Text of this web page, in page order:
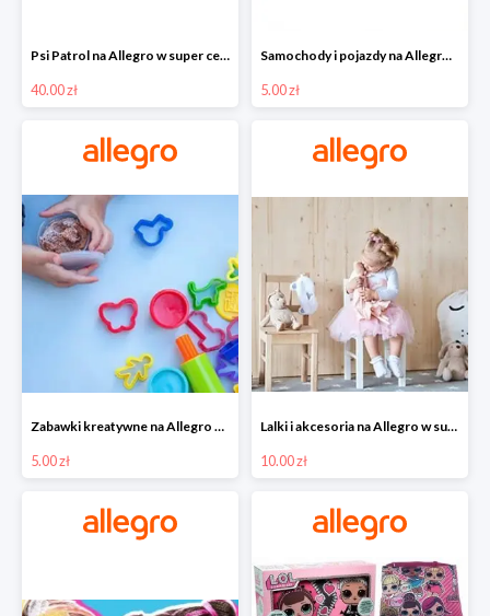
Psi Patrol na Allegro w super cenach od 40 zł
40.00 zł
Samochody i pojazdy na Allegro w super cenach od 5 zł
5.00 zł
Zabawki kreatywne na Allegro w super cenach od 5 zł
5.00 zł
Lalki i akcesoria na Allegro w super cenach od 10 zł
10.00 zł